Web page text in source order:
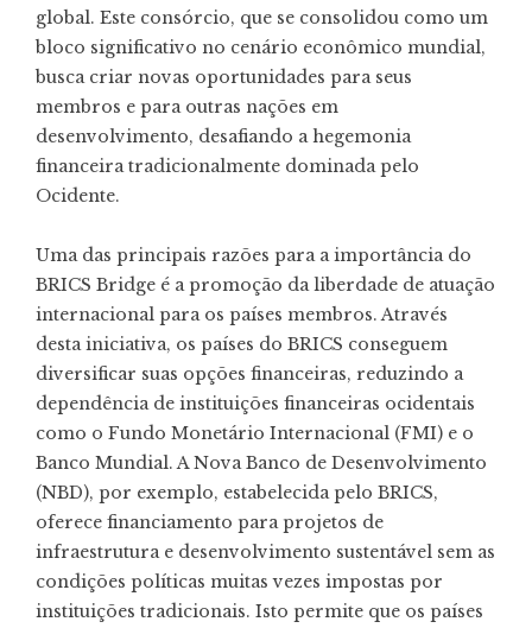
global. Este consórcio, que se consolidou como um
bloco significativo no cenário econômico mundial,
busca criar novas oportunidades para seus
membros e para outras nações em
desenvolvimento, desafiando a hegemonia
financeira tradicionalmente dominada pelo
Ocidente.
Uma das principais razões para a importância do
BRICS Bridge é a promoção da liberdade de atuação
internacional para os países membros. Através
desta iniciativa, os países do BRICS conseguem
diversificar suas opções financeiras, reduzindo a
dependência de instituições financeiras ocidentais
como o Fundo Monetário Internacional (FMI) e o
Banco Mundial. A Nova Banco de Desenvolvimento
(NBD), por exemplo, estabelecida pelo BRICS,
oferece financiamento para projetos de
infraestrutura e desenvolvimento sustentável sem as
condições políticas muitas vezes impostas por
instituições tradicionais. Isto permite que os países